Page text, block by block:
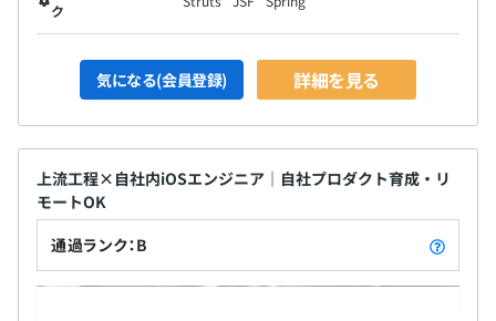
ク
気になる(会員登録) 詳細を見る
上流工程×自社内iOSエンジニア｜自社プロダクト育成・リ
モートOK
通過ランク：B